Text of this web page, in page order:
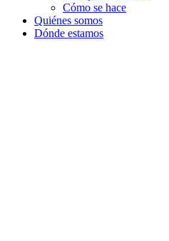
Cómo se hace
Quiénes somos
Dónde estamos